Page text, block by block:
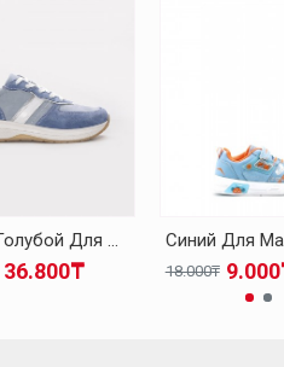
Кожа Голубой Для Мальчиков Спортивная Обувь 248XA005
36.800₸ 18.000₸